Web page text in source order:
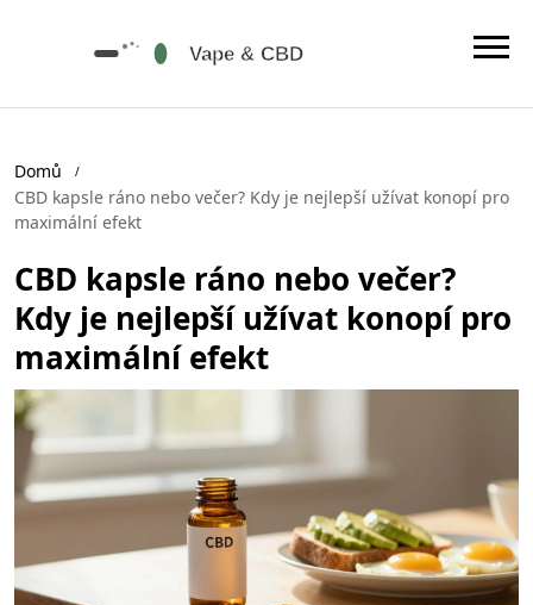
Domů
CBD kapsle ráno nebo večer? Kdy je nejlepší užívat konopí pro
maximální efekt
CBD kapsle ráno nebo večer?
Kdy je nejlepší užívat konopí pro
maximální efekt